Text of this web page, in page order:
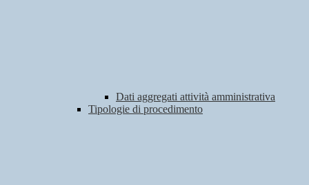
Dati aggregati attività amministrativa
Tipologie di procedimento